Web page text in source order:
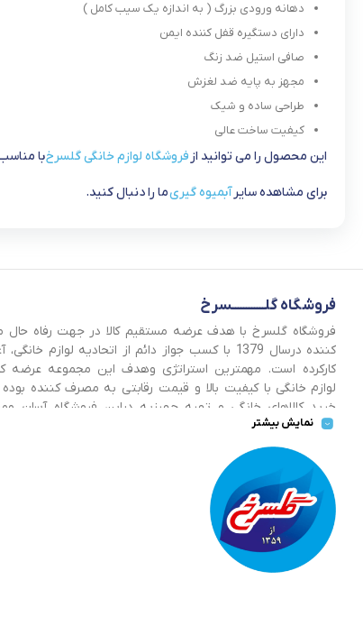
دهانه ورودی بزرگ ( به اندازه یک سیب کامل )
دارای دستگیره قفل کننده ایمن
صافی استیل ضد زنگ
مجهز به پایه ضد لغزش
طراحی ساده و شیک
کیفیت ساخت عالی
این محصول را می توانید از فروشگاه لوازم خانگی گلسرخبا
برای مشاهده سایرآبمیوه گیریما را دنبال کنید.
فروشگاه گلــــــــــــسرخ
فروشگاه گلسرخ با هدف عرضه مستقیم کالا در جهت رفاه
کننده درسال 1379 با کسب جواز دائم از اتحادیه لوازم
کارکرده است. مهمترین استراتژی وهدف این مجموعه عرضه
لوازم خانگی با کیفیت بالا و قیمت رقابتی به مصرف کننده
خرید کالاهای خانگی و تهیه جهیزیه دراین فروشگاه آسان
صورت می پذیرد . گسترش کسب وکارهای اینترنتی ما را بر آن
با ایجاد فروشگاه اینترنتی گلسرخ به خدمت رسانی گسترده تر
شرایط بهتر بپردازیم.
نمایش بیشتر